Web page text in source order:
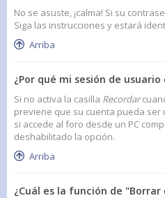
No se asuste, ¡calma! Si su
Siga las instrucciones y estará
Arriba
¿Por qué mi sesión de
Si no activa la casilla Recordar
previene que su cuenta pueda ser
si accede al foro desde un PC
deshabilitado la opción.
Arriba
¿Cuál es la función de "Borrar